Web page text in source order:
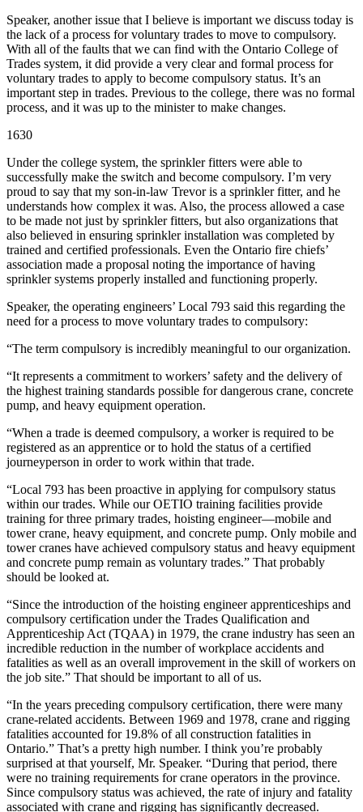
Speaker, another issue that I believe is important we discuss today is
the lack of a process for voluntary trades to move to compulsory.
With all of the faults that we can find with the Ontario College of
Trades system, it did provide a very clear and formal process for
voluntary trades to apply to become compulsory status. It’s an
important step in trades. Previous to the college, there was no formal
process, and it was up to the minister to make changes.
1630
Under the college system, the sprinkler fitters were able to
successfully make the switch and become compulsory. I’m very
proud to say that my son-in-law Trevor is a sprinkler fitter, and he
understands how complex it was. Also, the process allowed a case
to be made not just by sprinkler fitters, but also organizations that
also believed in ensuring sprinkler installation was completed by
trained and certified professionals. Even the Ontario fire chiefs’
association made a proposal noting the importance of having
sprinkler systems properly installed and functioning properly.
Speaker, the operating engineers’ Local 793 said this regarding the
need for a process to move voluntary trades to compulsory:
“The term compulsory is incredibly meaningful to our organization.
“It represents a commitment to workers’ safety and the delivery of
the highest training standards possible for dangerous crane, concrete
pump, and heavy equipment operation.
“When a trade is deemed compulsory, a worker is required to be
registered as an apprentice or to hold the status of a certified
journeyperson in order to work within that trade.
“Local 793 has been proactive in applying for compulsory status
within our trades. While our OETIO training facilities provide
training for three primary trades, hoisting engineer—mobile and
tower crane, heavy equipment, and concrete pump. Only mobile and
tower cranes have achieved compulsory status and heavy equipment
and concrete pump remain as voluntary trades.” That probably
should be looked at.
“Since the introduction of the hoisting engineer apprenticeships and
compulsory certification under the Trades Qualification and
Apprenticeship Act (TQAA) in 1979, the crane industry has seen an
incredible reduction in the number of workplace accidents and
fatalities as well as an overall improvement in the skill of workers on
the job site.” That should be important to all of us.
“In the years preceding compulsory certification, there were many
crane-related accidents. Between 1969 and 1978, crane and rigging
fatalities accounted for 19.8% of all construction fatalities in
Ontario.” That’s a pretty high number. I think you’re probably
surprised at that yourself, Mr. Speaker. “During that period, there
were no training requirements for crane operators in the province.
Since compulsory status was achieved, the rate of injury and fatality
associated with crane and rigging has significantly decreased.